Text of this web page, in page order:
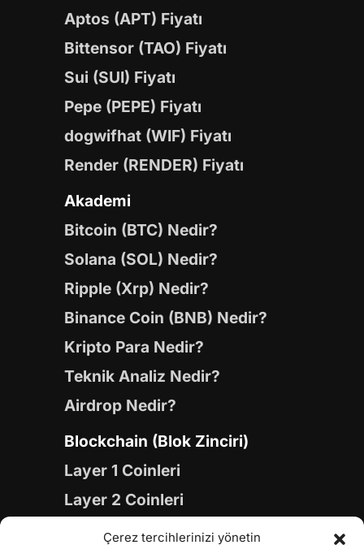
Çerez tercihlerinizi yönetin
Aptos (APT) Fiyatı
Bittensor (TAO) Fiyatı
Sui (SUI) Fiyatı
Pepe (PEPE) Fiyatı
dogwifhat (WIF) Fiyatı
Render (RENDER) Fiyatı
Akademi
Bitcoin (BTC) Nedir?
Solana (SOL) Nedir?
Ripple (Xrp) Nedir?
Binance Coin (BNB) Nedir?
Kripto Para Nedir?
Teknik Analiz Nedir?
Airdrop Nedir?
Blockchain (Blok Zinciri)
Layer 1 Coinleri
Layer 2 Coinleri
Yapay Zeka (AI) Coinleri